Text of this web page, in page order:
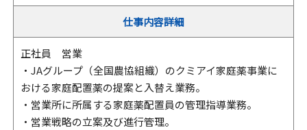
仕事内容詳細
正社員 営業
・JAグループ（全国農協組織）のクミアイ家庭薬事業に
おける家庭配置薬の提案と入替え業務。
・営業所に所属する家庭薬配置員の管理指導業務。
・営業戦略の立案及び進行管理。